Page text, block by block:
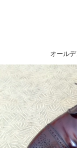
オール